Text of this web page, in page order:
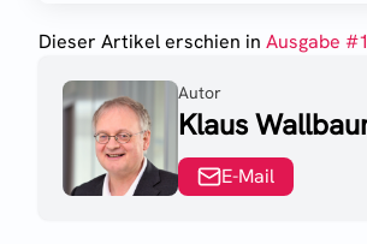
Dieser Artikel erschien in Ausgabe #
Autor
Klaus
E-Mail